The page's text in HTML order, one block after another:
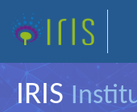
IRIS